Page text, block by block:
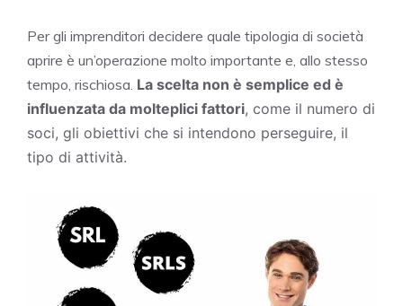
Per gli imprenditori decidere quale tipologia di società
aprire è un’operazione molto importante e, allo stesso
tempo, rischiosa. La scelta non è semplice ed è
influenzata da molteplici fattori, come il numero di
soci, gli obiettivi che si intendono perseguire, il
tipo di attività.